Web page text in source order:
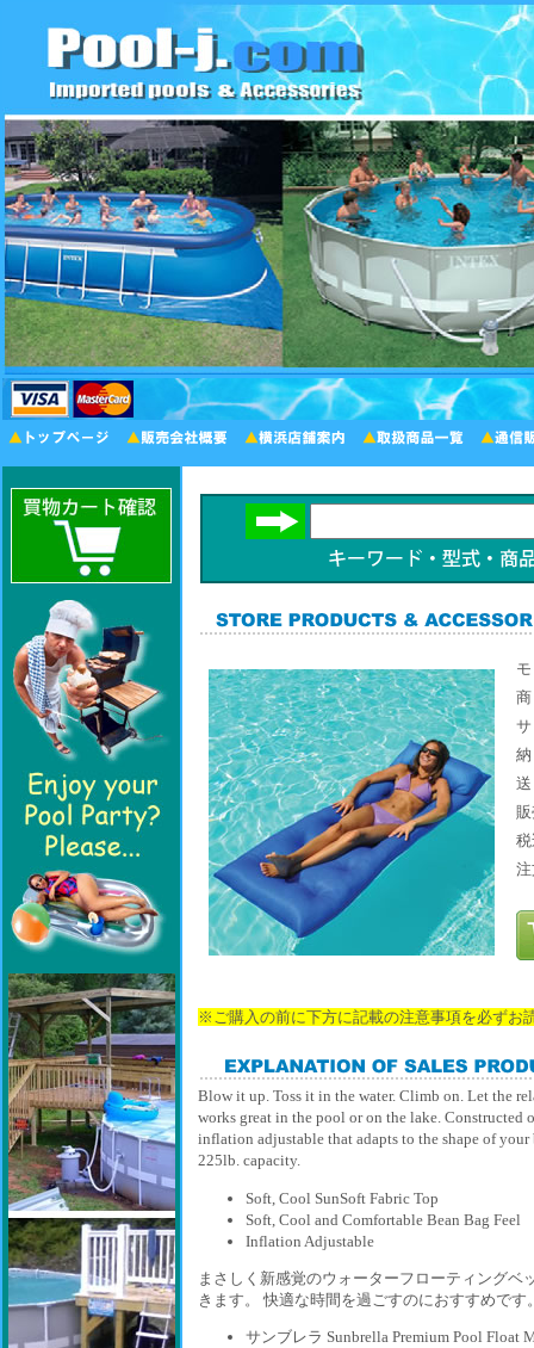
商
サ
※ご購入の前に下方に記載の注意事項を必ずお
Blow it up. Toss it in the water. Climb on. Let the
works great in the pool or on the lake. Constructed
inflation adjustable that adapts to the shape of
225lb. capacity.
Soft, Cool SunSoft Fabric Top
Soft, Cool and Comfortable Bean Bag Feel
Inflation Adjustable
まさしく新感覚のウォーターフローティング
きます。 快適な時間を過ごすのにおすすめです
サンブレラ Sunbrella Premium Pool Float